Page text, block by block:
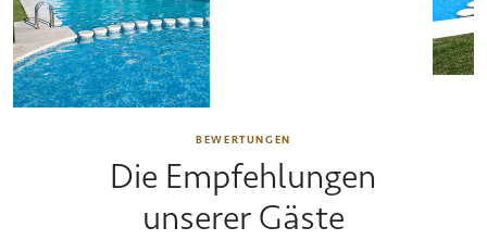
BEWERTUNGEN
Die Empfehlungen
unserer Gäste